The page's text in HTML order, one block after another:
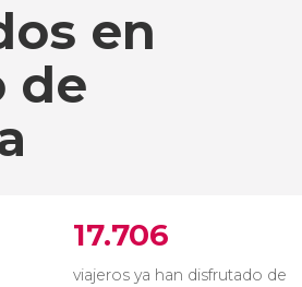
en
de
17.706
viajeros ya han disfrutado de